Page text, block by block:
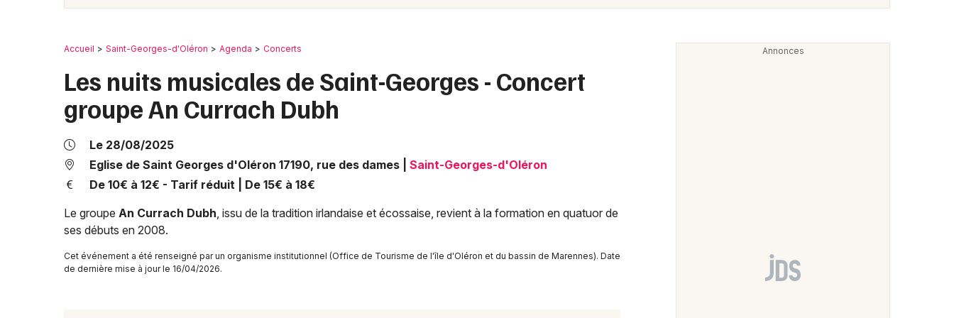
Expos
Sorties & loisirs
Mulhouse
Nice
Toutes les villes
Accueil Saint-Georges-d'Oléron Agenda Concerts
Les nuits musicales de Saint-Georges - Concert
groupe An Currach Dubh
Le 28/08/2025
Eglise de Saint Georges d'Oléron 17190, rue des dames
Saint-Georges-d'Oléron
De 10€ à 12€ - Tarif réduit | De 15€ à 18€
Le groupe An Currach Dubh, issu de la tradition irlandaise et écossaise, revient à la formation en quatuor de
ses débuts en 2008.
Cet événement a été renseigné par un organisme institutionnel (Office de Tourisme de l'île d'Oléron et du bassin de Marennes). Date
de dernière mise à jour le 16/04/2026.